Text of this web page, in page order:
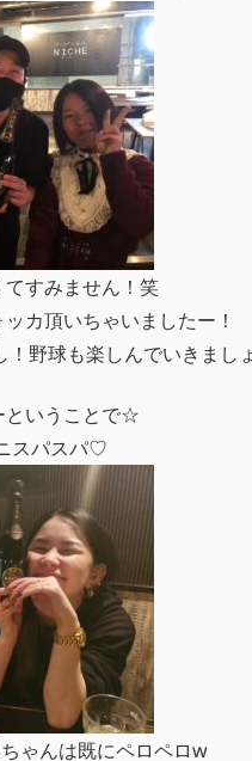
すみません！笑
カ頂いちゃいましたー！
！野球も楽しんでいきまし
ということで☆
スパスパ♡
ゃんは既にペロペロw